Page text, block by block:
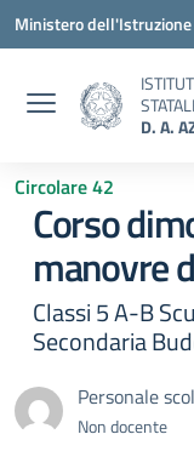
Vai ai contenuti
Vai al menu di
Vai al footer
Ministero
D. A.
Circolare 42
Corso
manovre
Classi 5 A-B
Secondaria
Personale
Non docente